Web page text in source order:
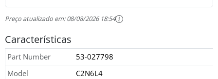
Preço atualizado em:08/08/2026 18:54
Características
Part Number
53-027798
Model
C2N6L4